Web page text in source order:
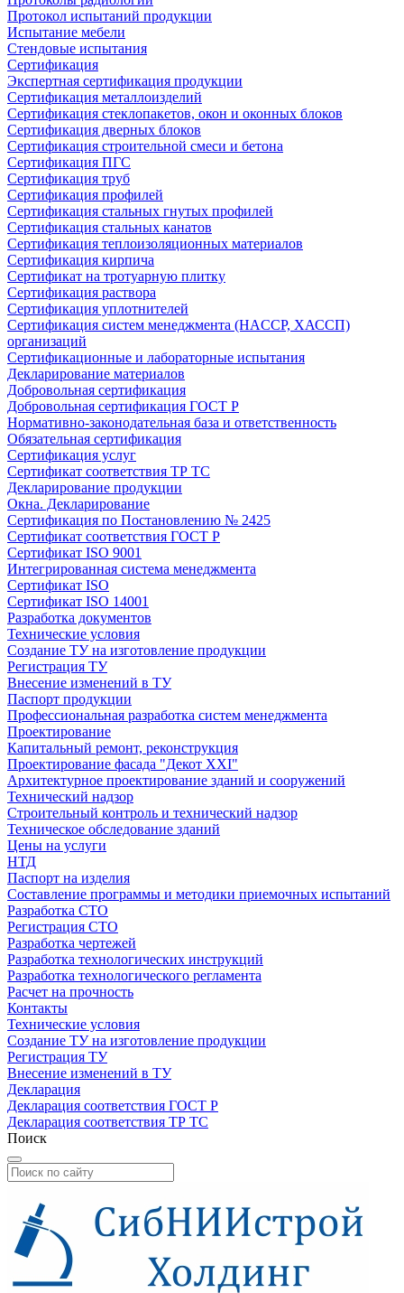
Протокол испытаний продукции
Испытание мебели
Стендовые испытания
Сертификация
Экспертная сертификация продукции
Сертификация металлоизделий
Сертификация стеклопакетов, окон и оконных блоков
Сертификация дверных блоков
Сертификация строительной смеси и бетона
Сертификация ПГС
Сертификация труб
Сертификация профилей
Сертификация стальных гнутых профилей
Сертификация стальных канатов
Сертификация теплоизоляционных материалов
Сертификация кирпича
Сертификат на тротуарную плитку
Сертификация раствора
Сертификация уплотнителей
Сертификация систем менеджмента (HACCP, ХАССП)
организаций
Сертификационные и лабораторные испытания
Декларирование материалов
Добровольная сертификация
Добровольная сертификация ГОСТ Р
Нормативно-законодательная база и ответственность
Обязательная сертификация
Сертификация услуг
Сертификат соответствия ТР ТС
Декларирование продукции
Окна. Декларирование
Сертификация по Постановлению № 2425
Сертификат соответствия ГОСТ Р
Сертификат ISO 9001
Интегрированная система менеджмента
Сертификат ISO
Сертификат ISO 14001
Разработка документов
Технические условия
Создание ТУ на изготовление продукции
Регистрация ТУ
Внесение изменений в ТУ
Паспорт продукции
Профессиональная разработка систем менеджмента
Проектирование
Капитальный ремонт, реконструкция
Проектирование фасада "Декот XXI"
Архитектурное проектирование зданий и сооружений
Технический надзор
Строительный контроль и технический надзор
Техническое обследование зданий
Цены на услуги
НТД
Паспорт на изделия
Составление программы и методики приемочных испытаний
Разработка СТО
Регистрация СТО
Разработка чертежей
Разработка технологических инструкций
Разработка технологического регламента
Расчет на прочность
Контакты
Технические условия
Создание ТУ на изготовление продукции
Регистрация ТУ
Внесение изменений в ТУ
Декларация
Декларация соответствия ГОСТ Р
Декларация соответствия ТР ТС
Поиск